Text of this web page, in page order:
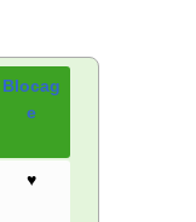
Blocag
e
♥